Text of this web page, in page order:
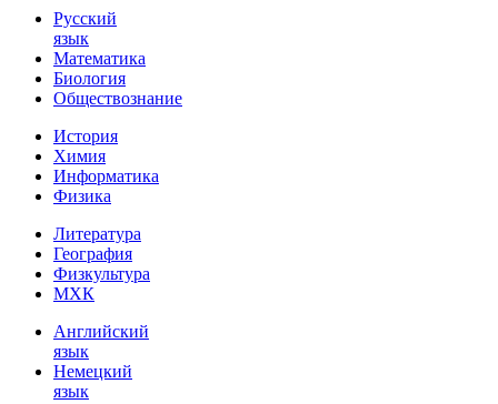
Русский
язык
Математика
Биология
Обществознание
История
Химия
Информатика
Физика
Литература
География
Физкультура
МХК
Английский
язык
Немецкий
язык